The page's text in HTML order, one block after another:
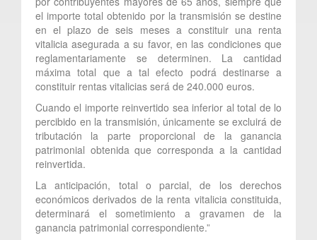
el importe total obtenido por la transmisión se destine
en el plazo de seis meses a constituir una renta
vitalicia asegurada a su favor, en las condiciones que
reglamentariamente se determinen. La cantidad
máxima total que a tal efecto podrá destinarse a
constituir rentas vitalicias será de 240.000 euros.
Cuando el importe reinvertido sea inferior al total de lo
percibido en la transmisión, únicamente se excluirá de
tributación la parte proporcional de la ganancia
patrimonial obtenida que corresponda a la cantidad
reinvertida.
La anticipación, total o parcial, de los derechos
económicos derivados de la renta vitalicia constituida,
determinará el sometimiento a gravamen de la
ganancia patrimonial correspondiente.”